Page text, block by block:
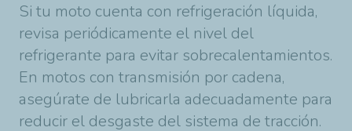
Si tu moto cuenta con refrigeración líquida,
revisa periódicamente el nivel del
refrigerante para evitar sobrecalentamientos.
En motos con transmisión por cadena,
asegúrate de lubricarla adecuadamente para
reducir el desgaste del sistema de tracción.